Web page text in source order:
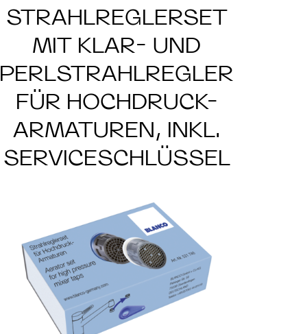
STRAHLREGLERSET
MIT KLAR- UND
PERLSTRAHLREGLER
FÜR HOCHDRUCK-
ARMATUREN, INKL.
SERVICESCHLÜSSEL